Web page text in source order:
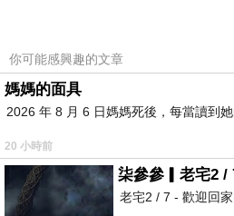
這次試用的
你可能感興趣的文章
媽媽的面具
2026 年 8 月 6 日媽媽死後，每當讀到
20 小時前
柒參參▎老宅2 /
老宅2 / 7 - 歡迎回